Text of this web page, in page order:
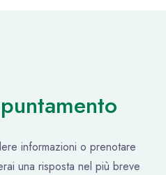
informazioni o prenotare
una risposta nel più breve